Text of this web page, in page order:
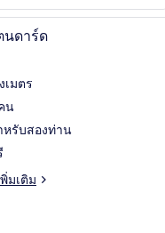
ด
บ้านพักสแ
นดาร์ด
เมตร
น
หรับสองท่าน
มเติม